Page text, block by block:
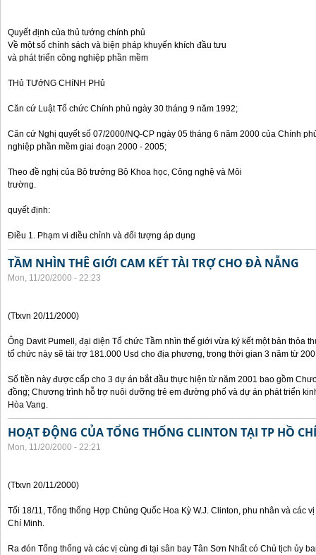
Quyết định của thủ tướng chính phủ
Về một số chính sách và biện pháp khuyến khích đầu tưu
và phát triển công nghiệp phần mềm
THủ TƯớNG CHíNH PHủ
Căn cứ Luật Tổ chức Chính phủ ngày 30 tháng 9 năm 1992;
Căn cứ Nghị quyết số 07/2000/NQ-CP ngày 05 tháng 6 năm 2000 của Chính
nghiệp phần mềm giai đoạn 2000 - 2005;
Theo đề nghị của Bộ trưởng Bộ Khoa học, Công nghệ và Môi
trường.
quyết định:
Điều 1. Phạm vi điều chỉnh và đối tượng áp dụng
TẦM NHÌN THÊ GIỚI CAM KẾT TÀI TRỢ CHO ĐÀ NẴNG
Mon, 11/20/2000 - 22:23
(Ttxvn 20/11/2000)
Ông Davit Pumell, đại diện Tổ chức Tầm nhìn thế giới vừa ký kết một bản thỏa
tổ chức này sẽ tài trợ 181.000 Usd cho địa phương, trong thời gian 3 năm từ
Số tiền này được cấp cho 3 dự án bắt đầu thực hiện từ năm 2001 bao gồm
đồng; Chương trình hỗ trợ nuôi dưỡng trẻ em đường phố và dự án phát triển
Hòa Vang.
HOẠT ĐỘNG CỦA TỔNG THỐNG CLINTON TẠI TP HỒ
Mon, 11/20/2000 - 22:21
(Ttxvn 20/11/2000)
Tối 18/11, Tổng thống Hợp Chủng Quốc Hoa Kỳ W.J. Clinton, phu nhân và các
Chí Minh.
Ra đón Tổng thống và các vị cùng đi tại sân bay Tân Sơn Nhất có Chủ tịch ủy